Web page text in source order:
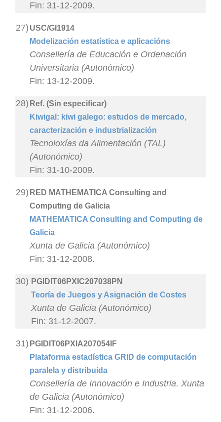
Fin: 31-12-2009.
27) USC/GI1914
Modelización estatística e aplicacións
Consellería de Educación e Ordenación
Universitaria (Autonómico)
Fin: 13-12-2009.
28) Ref. (Sin especificar)
Kiwigal: kiwi galego: estudos de mercado,
caracterización e industrialización
Tecnoloxías da Alimentación (TAL)
(Autonómico)
Fin: 31-10-2009.
29) RED MATHEMATICA Consulting and
Computing de Galicia
MATHEMATICA Consulting and Computing de
Galicia
Xunta de Galicia (Autonómico)
Fin: 31-12-2008.
30) PGIDIT06PXIC207038PN
Teoría de Juegos y Asignación de Costes
Xunta de Galicia (Autonómico)
Fin: 31-12-2007.
31) PGIDIT06PXIA207054IF
Plataforma estadística GRID de computación
paralela y distribuida
Consellería de Innovación e Industria. Xunta
de Galicia (Autonómico)
Fin: 31-12-2006.